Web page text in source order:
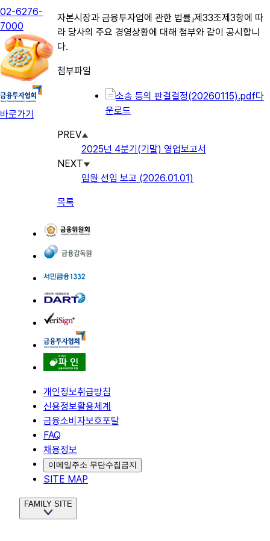
02-6276-
7000
바로가기
자본시장과 금융투자업에 관한 법률」제33조제3항에 따
라 당사의 주요 경영상황에 대해 첨부와 같이 공시합니
다.
첨부파일
소송 등의 판결결정(20260115).pdf다
운로드
PREV
2025년 4분기(기말) 영업보고서
NEXT
임원 선임 보고 (2026.01.01)
목록
개인정보취급방침
신용정보활용체계
금융소비자보호포탈
FAQ
채용정보
이메일주소 무단수집금지
SITE MAP
FAMILY SITE